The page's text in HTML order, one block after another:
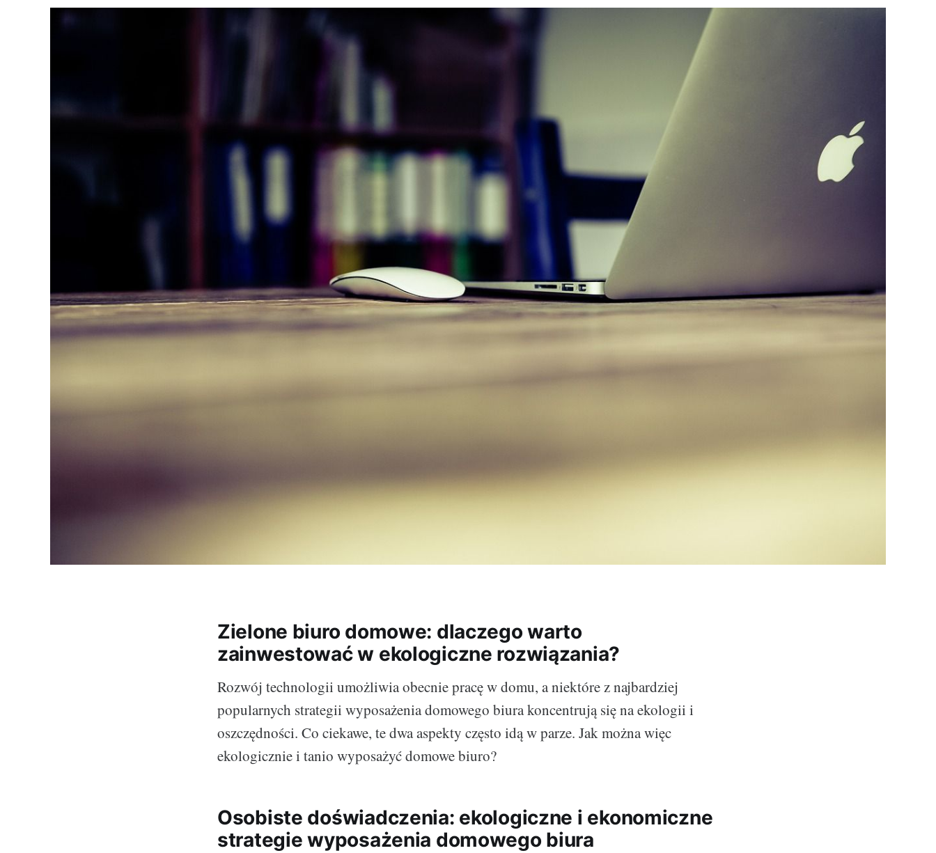
Zielone biuro domowe: dlaczego warto
zainwestować w ekologiczne rozwiązania?
Rozwój technologii umożliwia obecnie pracę w domu, a niektóre z najbardziej
popularnych strategii wyposażenia domowego biura koncentrują się na ekologii i
oszczędności. Co ciekawe, te dwa aspekty często idą w parze. Jak można więc
ekologicznie i tanio wyposażyć domowe biuro?
Osobiste doświadczenia: ekologiczne i ekonomiczne
strategie wyposażenia domowego biura